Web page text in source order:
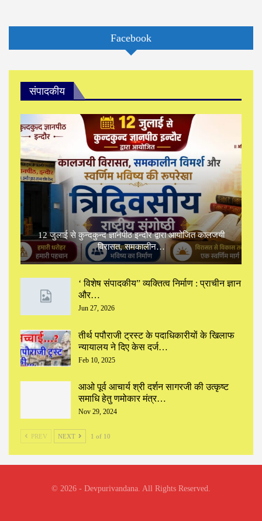
Facebook
संपादकीय
12 जुलाई से कुन्दकुन्द ज्ञानपीठ इन्दौर द्वारा आयोजित कालजयी
विरासत, समकालीन…
‘ विशेष संपादकीय” ‌व्यक्तित्व निर्माण : प्राचीन ज्ञान
और…
Jun 27, 2026
तीर्थ पपौराजी ट्रस्ट के पदाधिकारीयों के खिलाफ
न्यायालय ने दिए केस दर्ज…
Feb 10, 2025
आओ पूर्व आचार्य श्री दर्शन सागरजी की उत्कृष्ट
समाधि हेतु णमोकार मंत्र…
Nov 29, 2024
PREV NEXT 1 of 10
© 2026 - Devpurivandana. All Rights Reserved.